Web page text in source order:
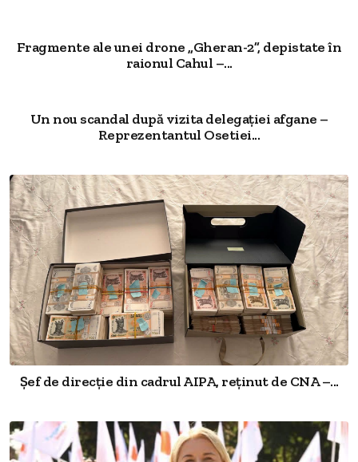
Fragmente ale unei drone „Gheran-2”, depistate în
raionul Cahul –...
Un nou scandal după vizita delegației afgane –
Reprezentantul Osetiei...
Șef de direcție din cadrul AIPA, reținut de CNA –...